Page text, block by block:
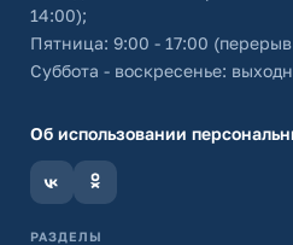
14:00);
Пятница: 9:00 - 17:00
Суббота - воскресенье:
Об использовании
РАЗДЕЛЫ